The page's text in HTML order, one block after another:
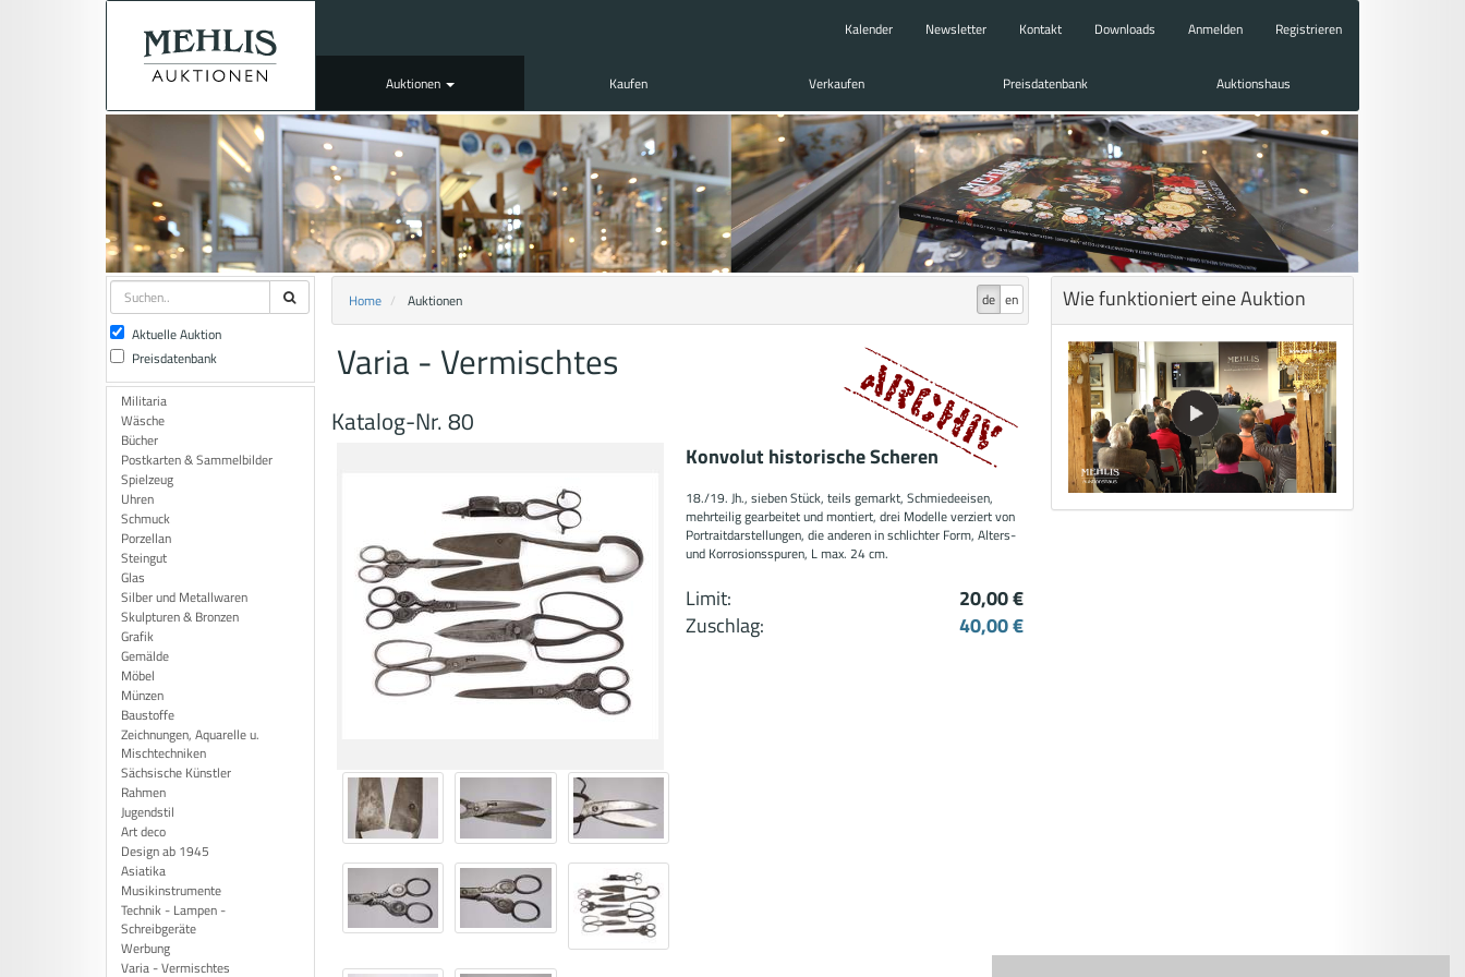
Kalender Newsletter Kontakt Downloads Anmelden Registrieren
Auktionen Kaufen Verkaufen Preisdatenbank Auktionshaus
Aktuelle Auktion
Preisdatenbank
Militaria
Wäsche
Bücher
Postkarten & Sammelbilder
Spielzeug
Uhren
Schmuck
Porzellan
Steingut
Glas
Silber und Metallwaren
Skulpturen & Bronzen
Grafik
Gemälde
Möbel
Münzen
Baustoffe
Zeichnungen, Aquarelle u.
Mischtechniken
Sächsische Künstler
Rahmen
Jugendstil
Art deco
Design ab 1945
Asiatika
Musikinstrumente
Technik - Lampen -
Schreibgeräte
Werbung
Varia - Vermischtes
de en
Home Auktionen
Varia - Vermischtes
Katalog-Nr. 80
Konvolut historische Scheren
18./19. Jh., sieben Stück, teils gemarkt, Schmiedeeisen,
mehrteilig gearbeitet und montiert, drei Modelle verziert von
Portraitdarstellungen, die anderen in schlichter Form, Alters-
und Korrosionsspuren, L max. 24 cm.
Limit:
20,00 €
Zuschlag:
40,00 €
Wie funktioniert eine Auktion